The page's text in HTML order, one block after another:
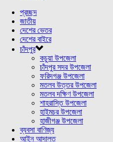
প্রচ্ছদ
জাতীয়
দেশের ভেতর
দেশের বাইরে
চাঁদপুর
কচুয়া উপজেলা
চাঁদপুর সদর উপজেলা
ফরিদগঞ্জ উপজেলা
মতলব উত্তর উপজেলা
মতলব দক্ষিণ উপজেলা
শাহরাস্তি উপজেলা
হাইমচর উপজেলা
হাজীগঞ্জ উপজেলা
ব্যবসা বাণিজ্য
আইন আদালত